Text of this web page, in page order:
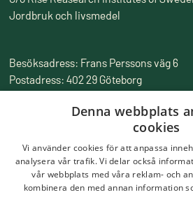
Jordbruk och livsmedel
Besöksadress: Frans Perssons väg 6
Postadress: 402 29 Göteborg
010-516 50 00
Denna webbplats
cookies
Vi använder cookies för att anpassa
analysera vår trafik. Vi delar också
vår webbplats med våra reklam- och
kombinera den med annan information